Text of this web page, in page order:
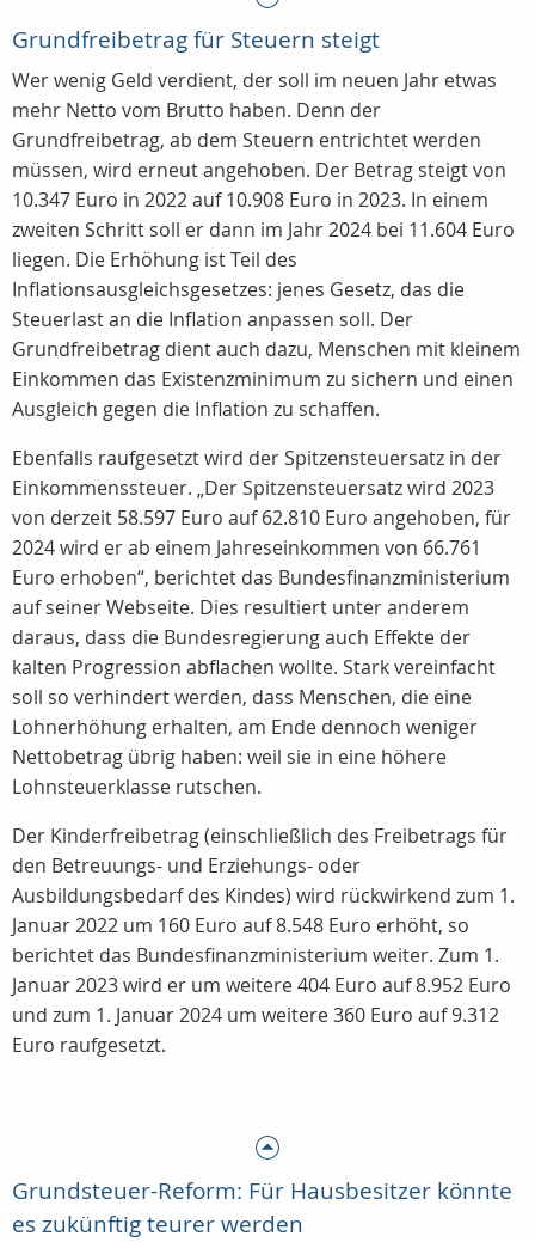
Grundfreibetrag für Steuern steigt
Wer wenig Geld verdient, der soll im neuen Jahr etwas
mehr Netto vom Brutto haben. Denn der
Grundfreibetrag, ab dem Steuern entrichtet werden
müssen, wird erneut angehoben. Der Betrag steigt von
10.347 Euro in 2022 auf 10.908 Euro in 2023. In einem
zweiten Schritt soll er dann im Jahr 2024 bei 11.604 Euro
liegen. Die Erhöhung ist Teil des
Inflationsausgleichsgesetzes: jenes Gesetz, das die
Steuerlast an die Inflation anpassen soll. Der
Grundfreibetrag dient auch dazu, Menschen mit kleinem
Einkommen das Existenzminimum zu sichern und einen
Ausgleich gegen die Inflation zu schaffen.
Ebenfalls raufgesetzt wird der Spitzensteuersatz in der
Einkommenssteuer. „Der Spitzensteuersatz wird 2023
von derzeit 58.597 Euro auf 62.810 Euro angehoben, für
2024 wird er ab einem Jahreseinkommen von 66.761
Euro erhoben“, berichtet das Bundesfinanzministerium
auf seiner Webseite. Dies resultiert unter anderem
daraus, dass die Bundesregierung auch Effekte der
kalten Progression abflachen wollte. Stark vereinfacht
soll so verhindert werden, dass Menschen, die eine
Lohnerhöhung erhalten, am Ende dennoch weniger
Nettobetrag übrig haben: weil sie in eine höhere
Lohnsteuerklasse rutschen.
Der Kinderfreibetrag (einschließlich des Freibetrags für
den Betreuungs- und Erziehungs- oder
Ausbildungsbedarf des Kindes) wird rückwirkend zum 1.
Januar 2022 um 160 Euro auf 8.548 Euro erhöht, so
berichtet das Bundesfinanzministerium weiter. Zum 1.
Januar 2023 wird er um weitere 404 Euro auf 8.952 Euro
und zum 1. Januar 2024 um weitere 360 Euro auf 9.312
Euro raufgesetzt.
Grundsteuer-Reform: Für Hausbesitzer könnte
es zukünftig teurer werden